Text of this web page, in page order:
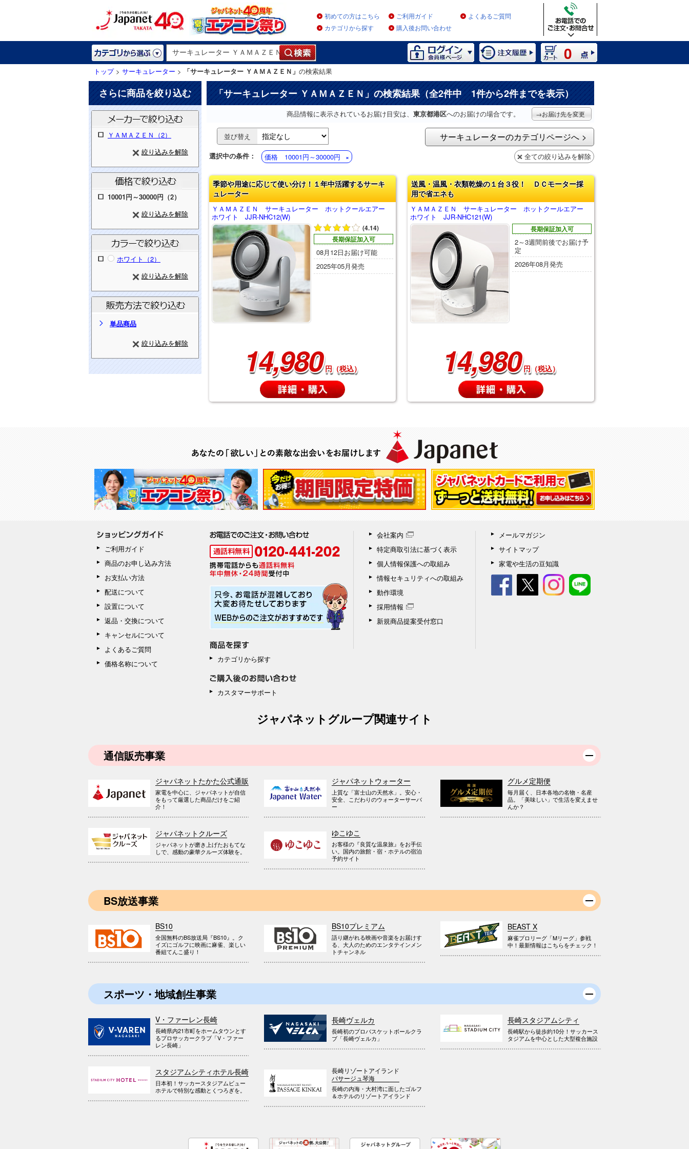
初めての方はこちら ご利用ガイド
よくあるご質問
カテゴリから探す
購入後お問い合わせ
0
トップ> サーキュレーター > 「サーキュレーター ＹＡＭＡＺＥＮ」 の検索結果
さらに商品を絞り込む
ＹＡＭＡＺＥＮ（2）
絞り込みを解除
10001円～30000円（2）
絞り込みを解除
ホワイト（2）
絞り込みを解除
単品商品
絞り込みを解除
「サーキュレーター ＹＡＭＡＺＥＮ 」の検索結果（全2件中 1件から2件までを表示）
商品情報に表示されているお届け目安は、 東京都港区へのお届けの場合です。 →お届け先を変更
並び替え サーキュレーターのカテゴリページへ
選択中の条件： 価格 10001円～30000円 全ての絞り込みを解除
季節や用途に応じて使い分け！１年中活躍するサーキ
ュレーター
ＹＡＭＡＺＥＮ サーキュレーター ホットクールエアー
ホワイト JJR-NHC12(W)
(4.14)
長期保証加入可
08月12日お届け可能
2025年05月発売
14,980 円（税込）
送風・温風・衣類乾燥の１台３役！ ＤＣモーター採
用で省エネも
ＹＡＭＡＺＥＮ サーキュレーター ホットクールエアー
ホワイト JJR-NHC121(W)
長期保証加入可
2～3週間前後でお届け予
定
2026年08月発売
14,980 円（税込）
ご利用ガイド
商品のお申し込み方法
お支払い方法
配送について
設置について
返品・交換について
キャンセルについて
よくあるご質問
価格名称について
カテゴリから探す
カスタマーサポート
会社案内
特定商取引法に基づく表示
個人情報保護への取組み
情報セキュリティへの取組み
動作環境
採用情報
新規商品提案受付窓口
メールマガジン
サイトマップ
家電や生活の豆知識
ジャパネットグループ関連サイト
通信販売事業
ジャパネットたかた公式通販
家電を中心に、ジャパネットが自信
をもって厳選した商品だけをご紹
介！
ジャパネットウォーター
上質な「富士山の天然水」。安心・
安全、こだわりのウォーターサーバ
ー
グルメ定期便
毎月届く、日本各地の名物・名産
品。「美味しい」で生活を変えませ
んか？
ジャパネットクルーズ
ジャパネットが磨き上げたおもてな
しで、感動の豪華クルーズ体験を。
ゆこゆこ
お客様の『良質な温泉旅』をお手伝
い。国内の旅館・宿・ホテルの宿泊
予約サイト
BS放送事業
BS10
全国無料のBS放送局『BS10』。ク
イズにゴルフに映画に麻雀、楽しい
番組てんこ盛り！
BS10プレミアム
語り継がれる映画や音楽をお届けす
る、大人のためのエンタテインメン
トチャンネル
BEAST X
麻雀プロリーグ「Mリーグ」参戦
中！最新情報はこちらをチェック！
スポーツ・地域創生事業
V・ファーレン長崎
長崎県内21市町をホームタウンとす
るプロサッカークラブ「V・ファー
レン長崎」
長崎ヴェルカ
長崎初のプロバスケットボールクラ
ブ「長崎ヴェルカ」
長崎スタジアムシティ
長崎駅から徒歩約10分！サッカース
タジアムを中心とした大型複合施設
スタジアムシティホテル長崎
日本初！サッカースタジアムビュー
ホテルで特別な感動とくつろぎを。
長崎リゾートアイランド
パサージュ琴海
長崎の内海・大村湾に面したゴルフ
＆ホテルのリゾートアイランド